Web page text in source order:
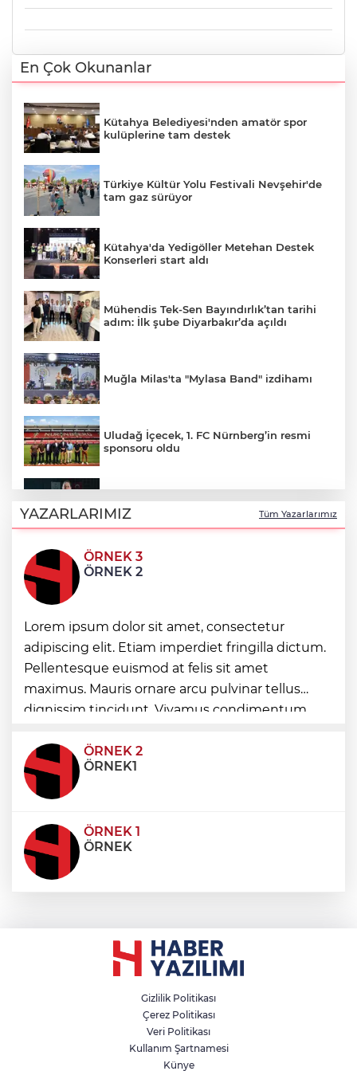
En Çok Okunanlar
Kütahya Belediyesi'nden amatör spor
kulüplerine tam destek
Türkiye Kültür Yolu Festivali Nevşehir'de
tam gaz sürüyor
Kütahya'da Yedigöller Metehan Destek
Konserleri start aldı
Mühendis Tek-Sen Bayındırlık’tan tarihi
adım: İlk şube Diyarbakır’da açıldı
Muğla Milas'ta "Mylasa Band" izdihamı
Uludağ İçecek, 1. FC Nürnberg’in resmi
sponsoru oldu
VakıfBank, Vanja Ivanovic’i transfer etti
Kütahya'da Geleneksel Müderris
Mahallesi Şenliği coşkusu
Eyüpsultan Meydanı'na yeni düzenleme
Terörsüz Türkiye yasa teklifi
komisyondan geçti
YAZARLARIMIZ Tüm Yazarlarımız
ÖRNEK 3
ÖRNEK 2
Lorem ipsum dolor sit amet, consectetur
adipiscing elit. Etiam imperdiet fringilla dictum.
Pellentesque euismod at felis sit amet
maximus. Mauris ornare arcu pulvinar tellus
dignissim tincidunt. Vivamus condimentum
condimentum eros et, faucibus sapien. Praese
ÖRNEK 2
ÖRNEK1
ÖRNEK 1
ÖRNEK
Gizlilik Politikası
Çerez Politikası
Veri Politikası
Kullanım Şartnamesi
Künye